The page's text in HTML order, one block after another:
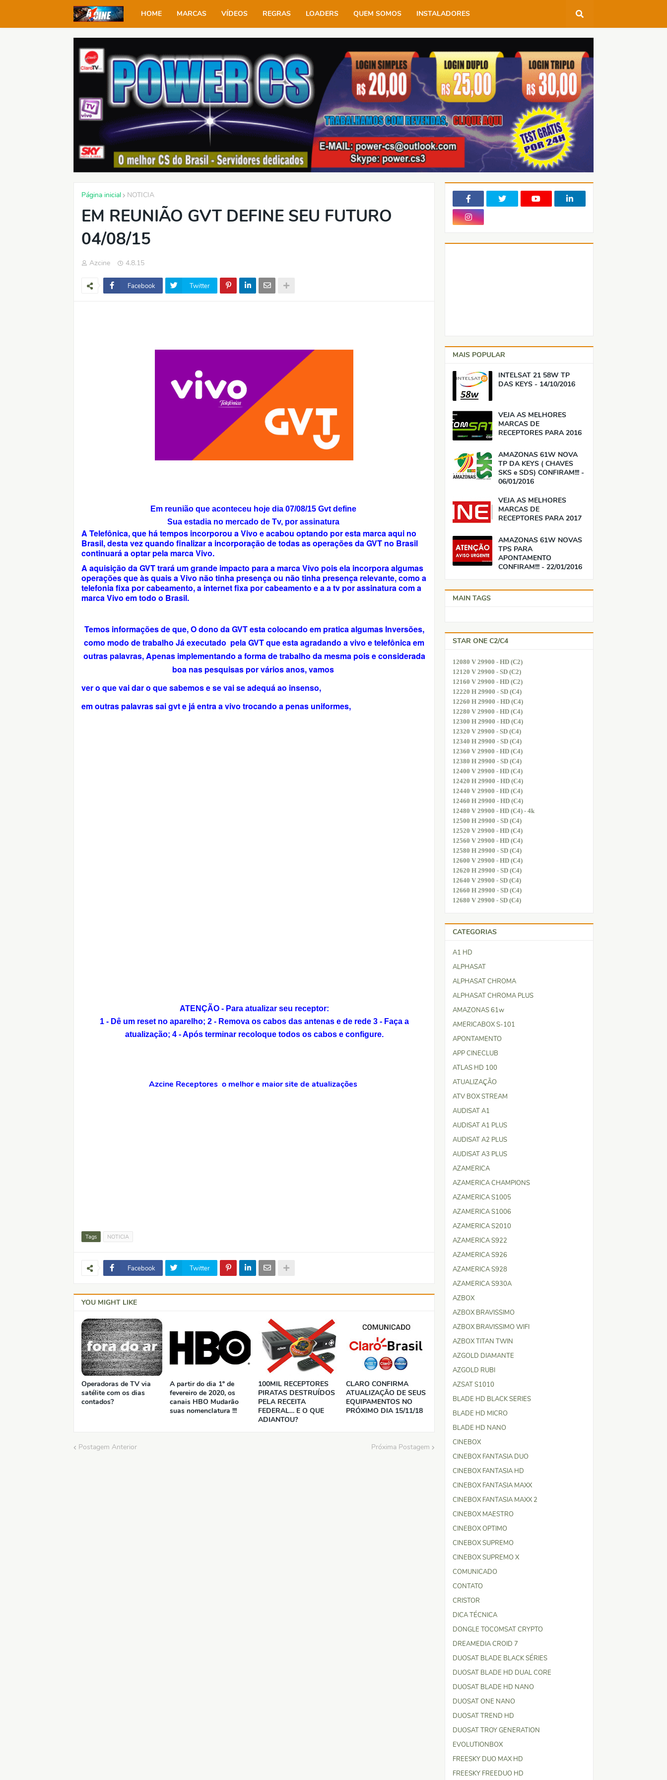
HOME MARCAS VÍDEOS REGRAS LOADERS QUEM SOMOS INSTALADORES
Página inicial NOTICIA
EM REUNIÃO GVT DEFINE SEU FUTURO
04/08/15
Azcine 4.8.15
Facebook Twitter
Em reunião que aconteceu hoje dia 07/08/15 Gvt define
Sua estadia no mercado de Tv, por assinatura
A Telefônica, que há tempos incorporou a Vivo e acabou optando por esta marca aqui no
Brasil, desta vez quando finalizar a incorporação de todas as operações da GVT no Brasil
continuará a optar pela marca Vivo.
A aquisição da GVT trará um grande impacto para a marca Vivo pois ela incorpora algumas
operações que às quais a Vivo não tinha presença ou não tinha presença relevante, como a
telefonia fixa por cabeamento, a internet fixa por cabeamento e a a tv por assinatura com a
marca Vivo em todo o Brasil.
Temos informações de que, O dono da GVT esta colocando em pratica algumas Inversões,
como modo de trabalho Já executado pela GVT que esta agradando a vivo e telefônica em
outras palavras, Apenas implementando a forma de trabalho da mesma pois e considerada
boa nas pesquisas por vários anos, vamos
ver o que vai dar o que sabemos e se vai se adequá ao insenso,
em outras palavras sai gvt e já entra a vivo trocando a penas uniformes,
ATENÇÃO - Para atualizar seu receptor:
1 - Dê um reset no aparelho; 2 - Remova os cabos das antenas e de rede 3 - Faça a
atualização; 4 - Após terminar recoloque todos os cabos e configure.
Azcine Receptores o melhor e maior site de atualizações
Tags NOTICIA
Facebook Twitter
YOU MIGHT LIKE
Operadoras de TV via
satélite com os dias
contados?
A partir do dia 1º de
fevereiro de 2020, os
canais HBO Mudarão
suas nomenclatura !!!
100MIL RECEPTORES
PIRATAS DESTRUÍDOS
PELA RECEITA
FEDERAL… E O QUE
ADIANTOU?
CLARO CONFIRMA
ATUALIZAÇÃO DE SEUS
EQUIPAMENTOS NO
PRÓXIMO DIA 15/11/18
Postagem Anterior Próxima Postagem
MAIS POPULAR
INTELSAT 21 58W TP
DAS KEYS - 14/10/2016
VEJA AS MELHORES
MARCAS DE
RECEPTORES PARA 2016
AMAZONAS 61W NOVA
TP DA KEYS ( CHAVES
SKS e SDS) CONFIRAM!!! -
06/01/2016
VEJA AS MELHORES
MARCAS DE
RECEPTORES PARA 2017
AMAZONAS 61W NOVAS
TPS PARA
APONTAMENTO
CONFIRAM!!! - 22/01/2016
MAIN TAGS
STAR ONE C2/C4
12080 V 29900 - HD (C2)
12120 V 29900 - SD (C2)
12160 V 29900 - HD (C2)
12220 H 29900 - SD (C4)
12260 H 29900 - HD (C4)
12280 V 29900 - HD (C4)
12300 H 29900 - HD (C4)
12320 V 29900 - SD (C4)
12340 H 29900 - SD (C4)
12360 V 29900 - HD (C4)
12380 H 29900 - SD (C4)
12400 V 29900 - HD (C4)
12420 H 29900 - HD (C4)
12440 V 29900 - HD (C4)
12460 H 29900 - HD (C4)
12480 V 29900 - HD (C4) - 4k
12500 H 29900 - SD (C4)
12520 V 29900 - HD (C4)
12560 V 29900 - HD (C4)
12580 H 29900 - SD (C4)
12600 V 29900 - HD (C4)
12620 H 29900 - SD (C4)
12640 V 29900 - SD (C4)
12660 H 29900 - SD (C4)
12680 V 29900 - SD (C4)
CATEGORIAS
A1 HD
ALPHASAT
ALPHASAT CHROMA
ALPHASAT CHROMA PLUS
AMAZONAS 61w
AMERICABOX S-101
APONTAMENTO
APP CINECLUB
ATLAS HD 100
ATUALIZAÇÃO
ATV BOX STREAM
AUDISAT A1
AUDISAT A1 PLUS
AUDISAT A2 PLUS
AUDISAT A3 PLUS
AZAMERICA
AZAMERICA CHAMPIONS
AZAMERICA S1005
AZAMERICA S1006
AZAMERICA S2010
AZAMERICA S922
AZAMERICA S926
AZAMERICA S928
AZAMERICA S930A
AZBOX
AZBOX BRAVISSIMO
AZBOX BRAVISSIMO WIFI
AZBOX TITAN TWIN
AZGOLD DIAMANTE
AZGOLD RUBI
AZSAT S1010
BLADE HD BLACK SERIES
BLADE HD MICRO
BLADE HD NANO
CINEBOX
CINEBOX FANTASIA DUO
CINEBOX FANTASIA HD
CINEBOX FANTASIA MAXX
CINEBOX FANTASIA MAXX 2
CINEBOX MAESTRO
CINEBOX OPTIMO
CINEBOX SUPREMO
CINEBOX SUPREMO X
COMUNICADO
CONTATO
CRISTOR
DICA TÉCNICA
DONGLE TOCOMSAT CRYPTO
DREAMEDIA CROID 7
DUOSAT BLADE BLACK SÉRIES
DUOSAT BLADE HD DUAL CORE
DUOSAT BLADE HD NANO
DUOSAT ONE NANO
DUOSAT TREND HD
DUOSAT TROY GENERATION
EVOLUTIONBOX
FREESKY DUO MAX HD
FREESKY FREEDUO HD